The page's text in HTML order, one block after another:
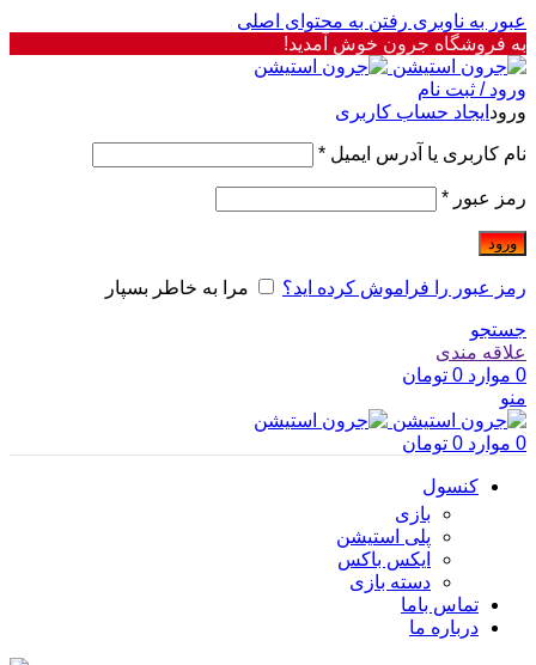
عبور به ناوبری رفتن به محتوای اصلی
به فروشگاه جرون خوش آمدید!
ورود / ثبت نام
ورود ایجاد حساب کاربری
نام کاربری یا آدرس ایمیل *
رمز عبور *
ورود
رمز عبور را فراموش کرده اید؟ مرا به خاطر بسپار
جستجو
علاقه مندی
0 موارد 0 تومان
منو
0 موارد 0 تومان
کنسول
بازی
پلی استیشن
ایکس باکس
دسته بازی
تماس باما
درباره ما